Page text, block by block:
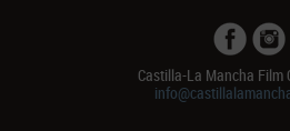
Castilla-La Mancha Film